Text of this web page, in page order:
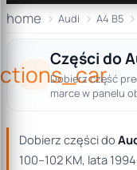
home Audi A4 B5
Części do
Dobierz część
marce w panelu
Dobierz części do
100–102 KM, lata